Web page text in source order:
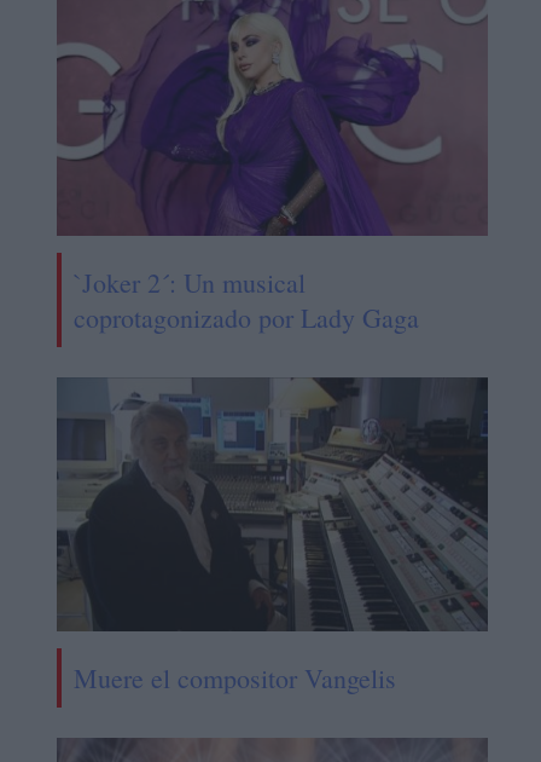
`Joker 2´: Un musical
coprotagonizado por Lady Gaga
Muere el compositor Vangelis